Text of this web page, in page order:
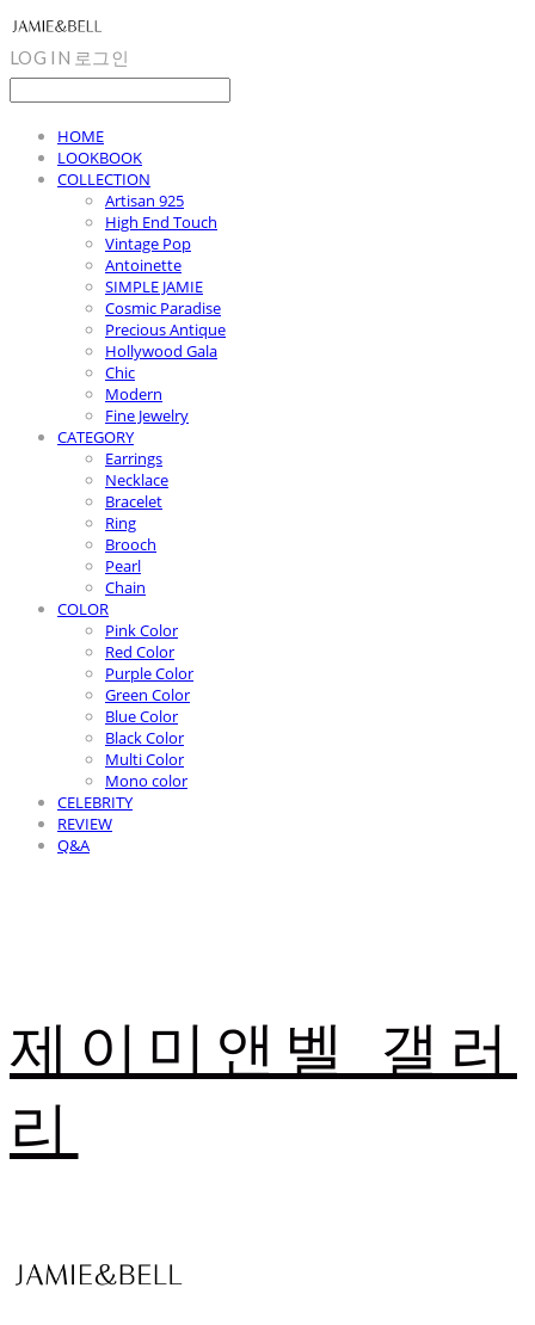
LOG IN 로그인
HOME
LOOKBOOK
COLLECTION
Artisan 925
High End Touch
Vintage Pop
Antoinette
SIMPLE JAMIE
Cosmic Paradise
Precious Antique
Hollywood Gala
Chic
Modern
Fine Jewelry
CATEGORY
Earrings
Necklace
Bracelet
Ring
Brooch
Pearl
Chain
COLOR
Pink Color
Red Color
Purple Color
Green Color
Blue Color
Black Color
Multi Color
Mono color
CELEBRITY
REVIEW
Q&A
제이미앤벨 갤러
리